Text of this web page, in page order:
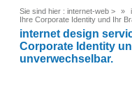
Sie sind hier : internet-web >
Ihre Corporate Identity und Ihr
internet design
Corporate Identity
unverwechselbar.